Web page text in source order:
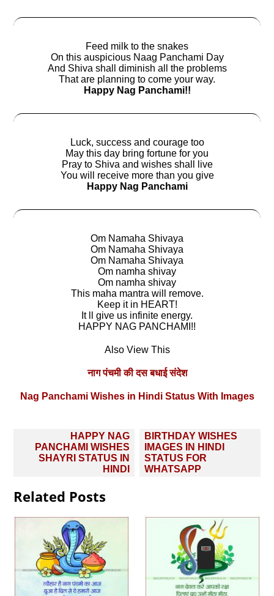
Feed milk to the snakes
On this auspicious Naag Panchami Day
And Shiva shall diminish all the problems
That are planning to come your way.
Happy Nag Panchami!!
Luck, success and courage too
May this day bring fortune for you
Pray to Shiva and wishes shall live
You will receive more than you give
Happy Nag Panchami
Om Namaha Shivaya
Om Namaha Shivaya
Om Namaha Shivaya
Om namha shivay
Om namha shivay
This maha mantra will remove.
Keep it in HEART!
It ll give us infinite energy.
HAPPY NAG PANCHAMI!!
Also View This
नाग पंचमी की दस बधाई संदेश
Nag Panchami Wishes in Hindi Status With Images
navigation
HAPPY NAG
PANCHAMI WISHES
SHAYRI STATUS IN
HINDI
BIRTHDAY WISHES
IMAGES IN HINDI
STATUS FOR
WHATSAPP
Related Posts